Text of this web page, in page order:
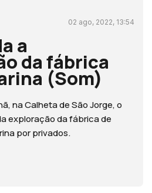
02 ago, 2022, 13:54
a
da fábrica
(Som)
na Calheta de São Jorge, o
exploração da fábrica de
por privados.